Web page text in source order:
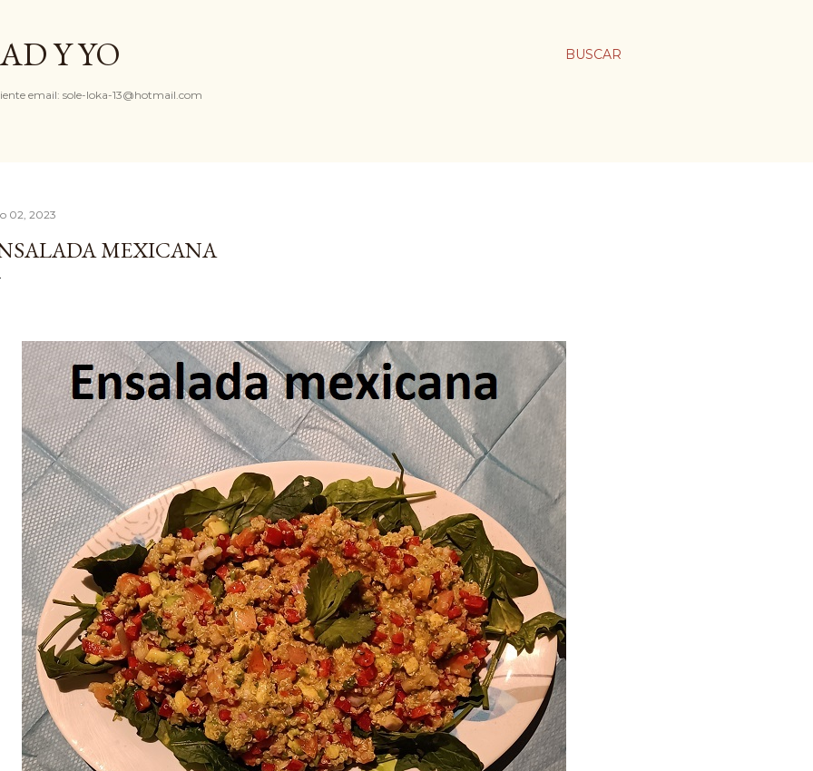
BUSCAR
Y YO
email: sole-loka-13@hotmail.com
02, 2023
MEXICANA